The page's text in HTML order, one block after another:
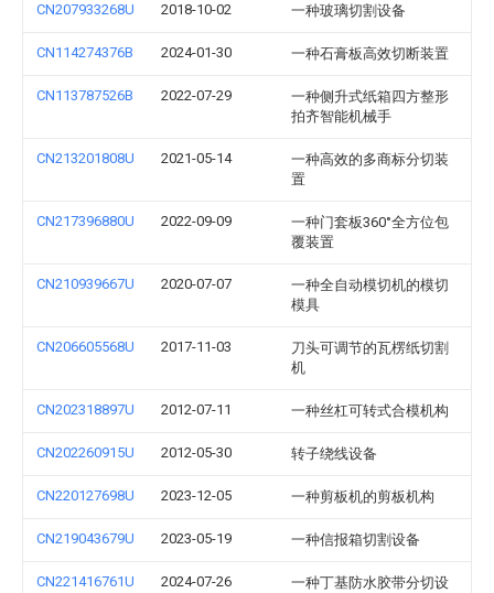
CN207933268U 2018-10-02 一种玻璃切割设备
CN114274376B 2024-01-30 一种石膏板高效切断装置
CN113787526B 2022-07-29
一种侧升式纸箱四方整形
拍齐智能机械手
CN213201808U 2021-05-14
一种高效的多商标分切装
置
CN217396880U 2022-09-09
一种门套板360°全方位包
覆装置
CN210939667U 2020-07-07
一种全自动模切机的模切
模具
CN206605568U 2017-11-03
刀头可调节的瓦楞纸切割
机
CN202318897U 2012-07-11 一种丝杠可转式合模机构
CN202260915U 2012-05-30 转子绕线设备
CN220127698U 2023-12-05 一种剪板机的剪板机构
CN219043679U 2023-05-19 一种信报箱切割设备
CN221416761U 2024-07-26
一种丁基防水胶带分切设